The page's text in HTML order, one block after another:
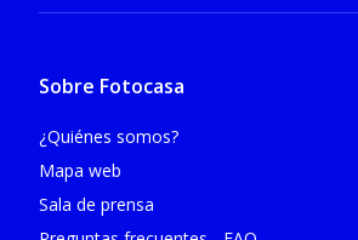
Sobre Fotocasa
¿Quiénes somos?
Mapa web
Sala de prensa